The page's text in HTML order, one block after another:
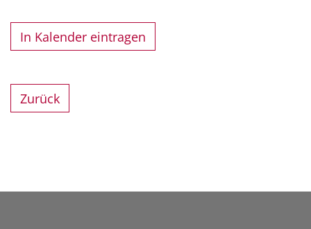
In Kalender eintragen
Zurück